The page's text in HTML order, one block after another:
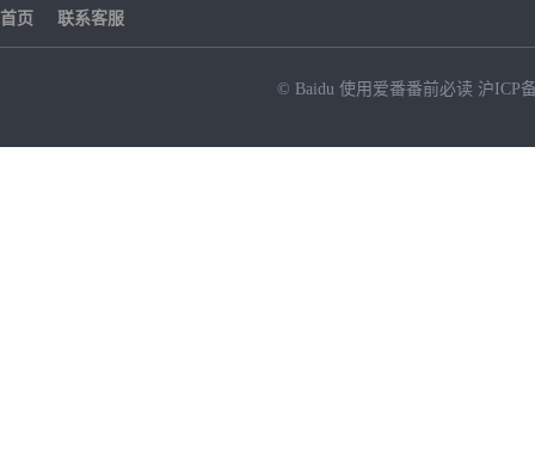
首页 联系客服
© Baidu 使用爱番番前必读 沪ICP